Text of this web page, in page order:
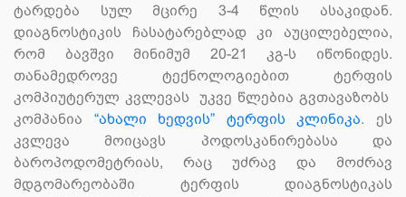
ტარდება სულ მცირე 3-4 წლის ასაკიდან.
დიაგნოსტიკის ჩასატარებლად კი აუცილებელია,
რომ ბავშვი მინიმუმ 20-21 კგ-ს იწონიდეს.
თანამედროვე ტექნოლოგიებით ტერფის
კომპიუტერულ კვლევას უკვე წლებია გვთავაზობს
კომპანია “ახალი ხედვის” ტერფის კლინიკა. ეს
კვლევა მოიცავს პოდოსკანირებასა და
ბაროპოდომეტრიას, რაც უძრავ და მოძრავ
მდგომარეობაში ტერფის დიაგნოსტიკას